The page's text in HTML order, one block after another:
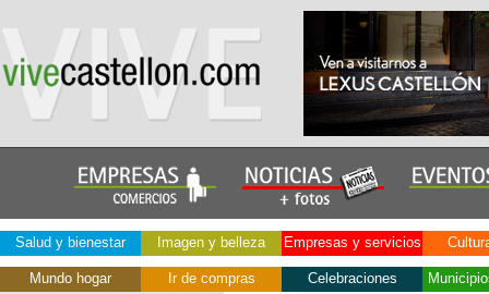
Salud y bienestar Imagen y belleza Empresas y servicios
Mundo hogar Ir de compras Celebraciones